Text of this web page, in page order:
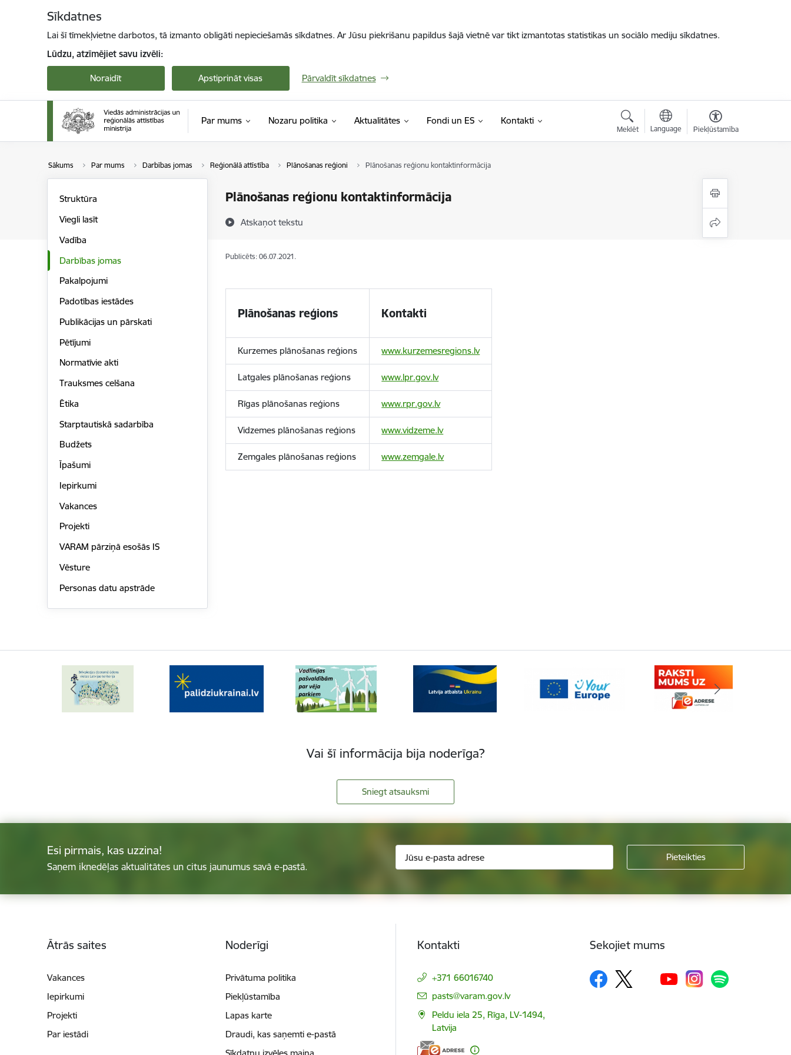
Sīkdatnes
Lai šī tīmekļvietne darbotos, tā izmanto obligāti nepieciešamās sīkdatnes. Ar Jūsu piekrišanu papildus šajā vietnē var tikt izmantotas statistikas un sociālo mediju sīkdatnes.
Lūdzu, atzīmējiet savu izvēli:
Noraidīt Apstiprināt visas Pārvaldīt sīkdatnes
Par mums Nozaru politika Aktualitātes Fondi un ES Kontakti
Meklēt Language Piekļūstamība
Sākums Par mums Darbības jomas Reģionālā attīstība Plānošanas reģioni Plānošanas reģionu kontaktinformācija
Plānošanas reģionu kontaktinformācija
Atskaņot tekstu
Struktūra
Viegli lasīt
Vadība
Darbības jomas
Pakalpojumi
Padotības iestādes
Publikācijas un pārskati
Pētījumi
Normatīvie akti
Trauksmes celšana
Ētika
Starptautiskā sadarbība
Budžets
Īpašumi
Iepirkumi
Vakances
Projekti
VARAM pārziņā esošās IS
Vēsture
Personas datu apstrāde
Publicēts: 06.07.2021.
Plānošanas reģions Kontakti
Kurzemes plānošanas reģions www.kurzemesregions.lv
Latgales plānošanas reģions www.lpr.gov.lv
Rīgas plānošanas reģions www.rpr.gov.lv
Vidzemes plānošanas reģions www.vidzeme.lv
Zemgales plānošanas reģions www.zemgale.lv
Vai šī informācija bija noderīga?
Sniegt atsauksmi
Esi pirmais, kas uzzina!
Saņem iknedēļas aktualitātes un citus jaunumus savā e-pastā.
Ātrās saites
Vakances
Iepirkumi
Projekti
Par iestādi
Noderīgi
Privātuma politika
Piekļūstamība
Lapas karte
Draudi, kas saņemti e-pastā
Kontakti
+371 66016740
E-pasts:
pasts@varam.gov.lv
Peldu iela 25, Rīga, LV-1494,
Latvija
Sekojiet mums